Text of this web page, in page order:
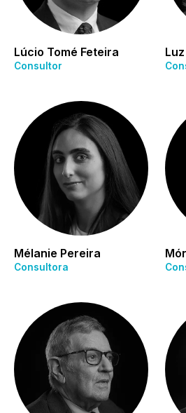
Lúcio Tomé Feteira
Consultor
Mélanie Pereira
Consultora